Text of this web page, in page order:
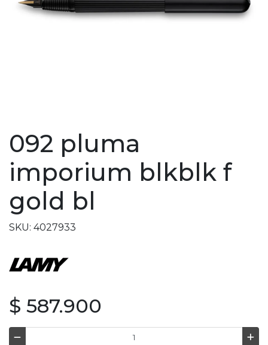
092 pluma
imporium blkblk f
gold bl
SKU: 4027933
$ 587.900